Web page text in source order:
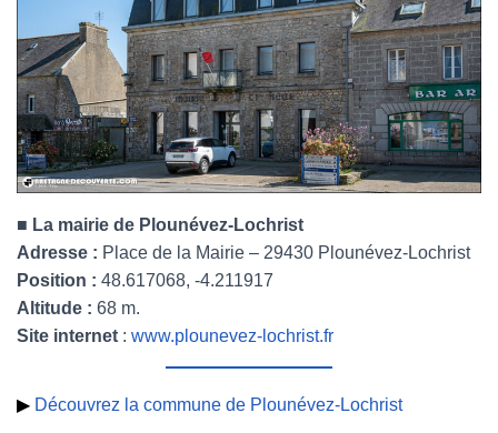
■ La mairie de Plounévez-Lochrist
Adresse : Place de la Mairie – 29430 Plounévez-Lochrist
Position : 48.617068, -4.211917
Altitude : 68 m.
Site internet : www.plounevez-lochrist.fr
▶ Découvrez la commune de Plounévez-Lochrist